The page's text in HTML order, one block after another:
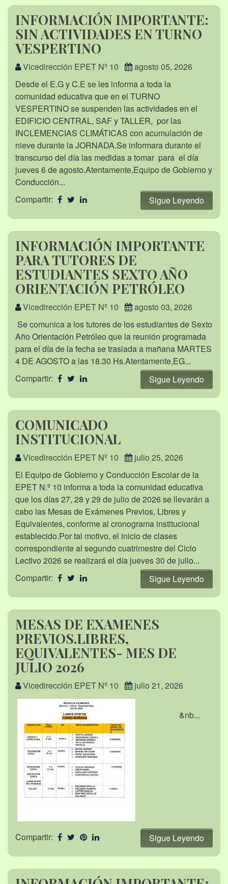
INFORMACIÓN IMPORTANTE:
SIN ACTIVIDADES EN TURNO
VESPERTINO
Vicedirección EPET Nº 10
agosto 05, 2026
Desde el E.G y C.E se les informa a toda la
comunidad educativa que en el TURNO
VESPERTINO se suspenden las actividades en el
EDIFICIO CENTRAL, SAF y TALLER, por las
INCLEMENCIAS CLIMÁTICAS con acumulación de
nieve durante la JORNADA.Se informara durante el
transcurso del día las medidas a tomar para el día
jueves 6 de agosto.Atentamente,Equipo de Gobierno y
Conducción...
Compartir:
Sigue Leyendo
INFORMACIÓN IMPORTANTE
PARA TUTORES DE
ESTUDIANTES SEXTO AÑO
ORIENTACIÓN PETRÓLEO
Vicedirección EPET Nº 10
agosto 03, 2026
Se comunica a los tutores de los estudiantes de Sexto
Año Orientación Petróleo que la reunión programada
para el día de la fecha se traslada a mañana MARTES
4 DE AGOSTO a las 18.30 Hs.Atentamente,EG...
Compartir:
Sigue Leyendo
COMUNICADO
INSTITUCIONAL
Vicedirección EPET Nº 10
julio 25, 2026
El Equipo de Gobierno y Conducción Escolar de la
EPET N.º 10 informa a toda la comunidad educativa
que los días 27, 28 y 29 de julio de 2026 se llevarán a
cabo las Mesas de Exámenes Previos, Libres y
Equivalentes, conforme al cronograma institucional
establecido.Por tal motivo, el inicio de clases
correspondiente al segundo cuatrimestre del Ciclo
Lectivo 2026 se realizará el día jueves 30 de julio...
Compartir:
Sigue Leyendo
MESAS DE EXAMENES
PREVIOS.LIBRES,
EQUIVALENTES- MES DE
JULIO 2026
Vicedirección EPET Nº 10 julio 21, 2026
&nb...
Compartir: Sigue Leyendo